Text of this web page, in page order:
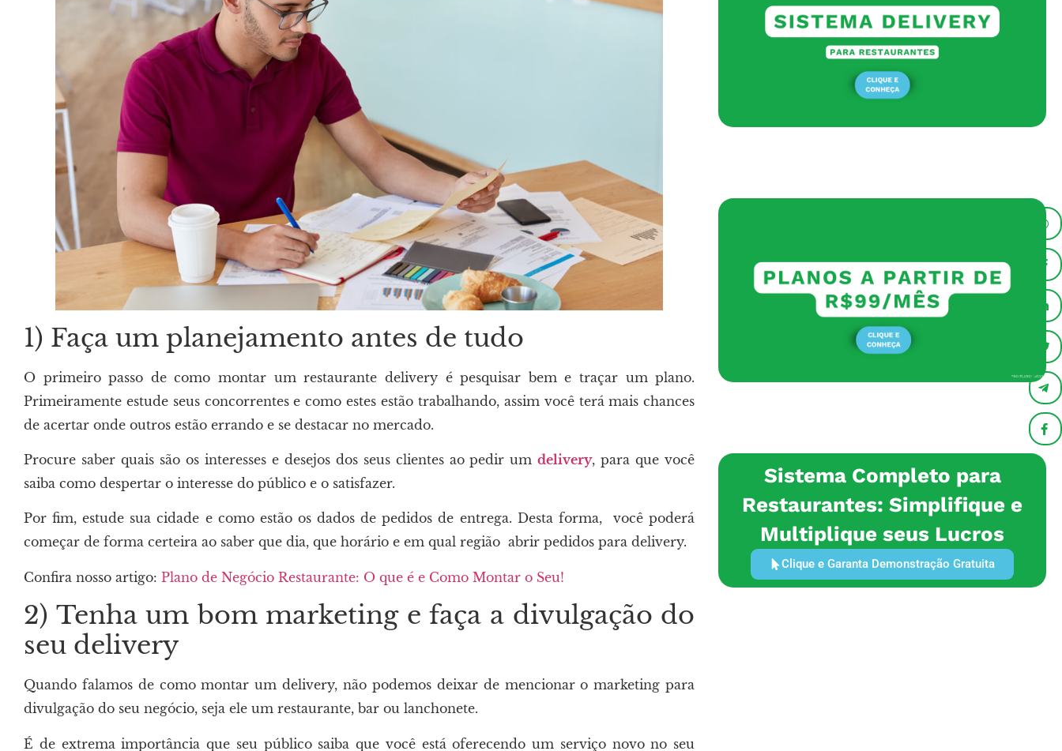
1) Faça um planejamento antes de tudo
O primeiro passo de como montar um restaurante delivery é pesquisar bem e traçar um plano.
Primeiramente estude seus concorrentes e como estes estão trabalhando, assim você terá mais chances
de acertar onde outros estão errando e se destacar no mercado.
Procure saber quais são os interesses e desejos dos seus clientes ao pedir umdelivery, para que você
saiba como despertar o interesse do público e o satisfazer.
Por fim, estude sua cidade e como estão os dados de pedidos de entrega. Desta forma, você poderá
começar de forma certeira ao saber que dia, que horário e em qual região abrir pedidos para delivery.
Confira nosso artigo: Plano de Negócio Restaurante: O que é e Como Montar o Seu!
2) Tenha um bom marketing e faça a divulgação do
seu delivery
Quando falamos de como montar um delivery, não podemos deixar de mencionar o marketing para
divulgação do seu negócio, seja ele um restaurante, bar ou lanchonete.
É de extrema importância que seu público saiba que você está oferecendo um serviço novo no seu
Sistema Completo para
Restaurantes: Simplifique e
Multiplique seus Lucros
Clique e Garanta Demonstração Gratuita